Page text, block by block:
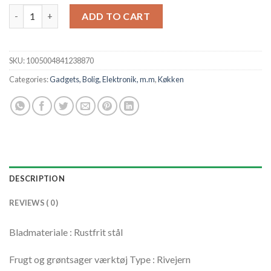
ADD TO CART
SKU:1005004841238870
Categories:Gadgets, Bolig, Elektronik, m.m,Køkken
DESCRIPTION
REVIEWS ( 0 )
Bladmateriale : Rustfrit stål
Frugt og grøntsager værktøj Type : Rivejern